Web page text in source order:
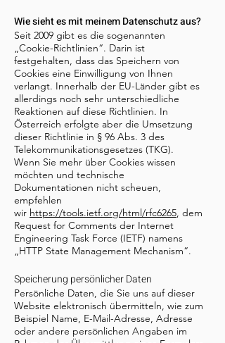
Wie sieht es mit meinem Datenschutz aus?
Seit 2009 gibt es die sogenannten
„Cookie-Richtlinien“. Darin ist
festgehalten, dass das Speichern von
Cookies eine Einwilligung von Ihnen
verlangt. Innerhalb der EU-Länder gibt es
allerdings noch sehr unterschiedliche
Reaktionen auf diese Richtlinien. In
Österreich erfolgte aber die Umsetzung
dieser Richtlinie in § 96 Abs. 3 des
Telekommunikationsgesetzes (TKG).
Wenn Sie mehr über Cookies wissen
möchten und technische
Dokumentationen nicht scheuen,
empfehlen
wir https://tools.ietf.org/html/rfc6265, dem
Request for Comments der Internet
Engineering Task Force (IETF) namens
„HTTP State Management Mechanism“.
Speicherung persönlicher Daten
Persönliche Daten, die Sie uns auf dieser
Website elektronisch übermitteln, wie zum
Beispiel Name, E-Mail-Adresse, Adresse
oder andere persönlichen Angaben im